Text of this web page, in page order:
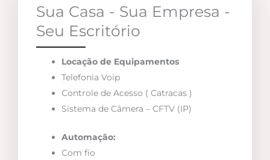
Sua Casa - Sua Empresa -
Seu Escritório
Locação de Equipamentos
Telefonia Voip
Controle de Acesso ( Catracas )
Sistema de Câmera – CFTV (IP)
Automação:
Com fio